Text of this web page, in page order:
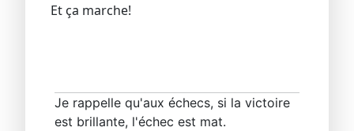
Et ça marche!
Je rappelle qu'aux échecs, si la victoire
est brillante, l'échec est mat.